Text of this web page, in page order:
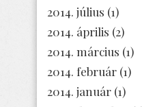
2014. július (1)
2014. április (2)
2014. március (1)
2014. február (1)
2014. január (1)